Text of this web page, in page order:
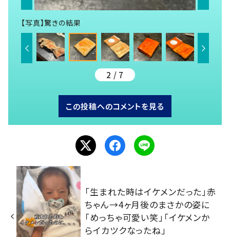
【写真】驚きの結果
2 / 7
この投稿へのコメントを見る
「生まれた時はイケメンだった」赤
ちゃん→4ヶ月後のまさかの姿に
「めっちゃ可愛い笑」「イケメンか
らイカツクなったね」